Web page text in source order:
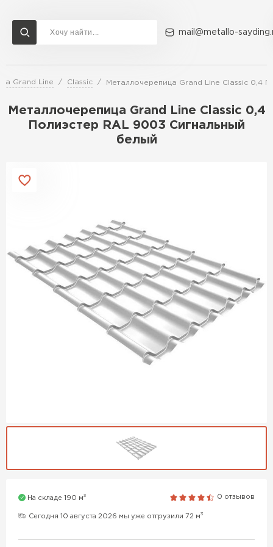
mail@metallo-
Grand Line Classic Металлочерепица Grand Line Classic 0,4
Металлочерепица Grand Line Classic 0,4
Полиэстер RAL 9003 Сигнальный
белый
На складе 190 м3 0 отзывов
Сегодня 10 августа 2026 мы уже отгрузили 72 м3
Доставка и оплата Акции О компании Контакты
Перейти в каталог